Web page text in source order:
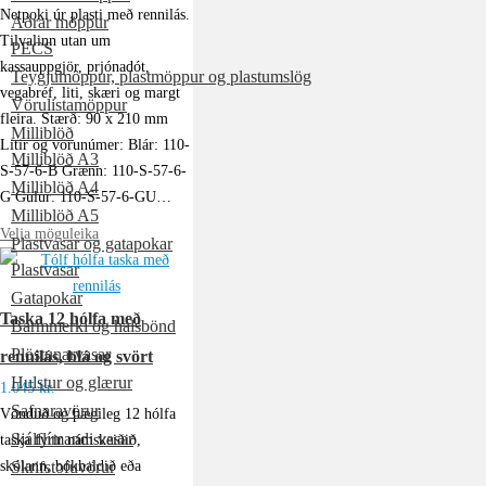
Aðrar möppur
PECS
Teygjumöppur, plastmöppur og plastumslög
Vörulistamöppur
Milliblöð
Milliblöð A3
Milliblöð A4
Milliblöð A5
Plastvasar og gatapokar
Plastvasar
Gatapokar
Barmmerki og hálsbönd
Plöstunarvasar
Hulstur og glærur
Safnaravörur
Sjálflímandi vasar
Skrifstofuvörur
Netpoki úr plasti með rennilás.
Tilvalinn utan um
kassauppgjör, prjónadót,
vegabréf, liti, skæri og margt
fleira. Stærð: 90 x 210 mm
Litir og vörunúmer: Blár: 110-
S-57-6-B Grænn: 110-S-57-6-
G Gulur: 110-S-57-6-GU…
Velja möguleika
Taska 12 hólfa með
rennilás, blá og svört
1.045kr.
Vönduð og þægileg 12 hólfa
taska fyrir námskeiðið,
skólann, bókhaldið eða